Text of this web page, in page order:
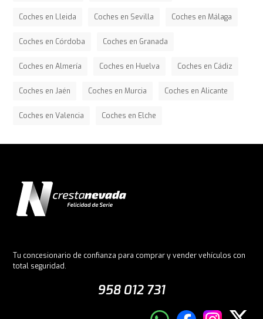
Coches en Lleida Coches en Sevilla Coches en Málaga
Coches en Córdoba Coches en Granada
Coches en Almería Coches en Huelva Coches en Cádiz
Coches en Jaén Coches en Murcia Coches en Alicante
Coches en Valencia Coches en Elche
Tu concesionario de confianza para comprar y vender vehículos con
total seguridad.
958 012 731